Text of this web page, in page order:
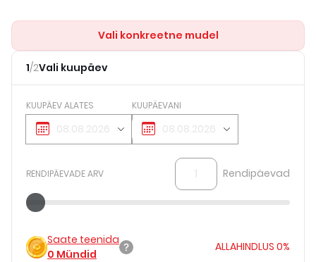
Vali konkreetne mudel
1/2Vali kuupäev
KUUPÄEV ALATES KUUPÄEVANI
RENDIPÄEVADE ARV Rendipäevad
Saate teenida
0 Mündid
ALLAHINDLUS 0%